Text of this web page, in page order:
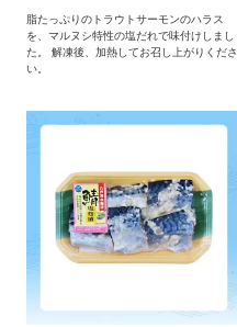
脂たっぷりのトラウトサーモンのハラス
を、マルヌシ特性の塩だれで味付けしまし
た。 解凍後、加熱してお召し上がりくださ
い。